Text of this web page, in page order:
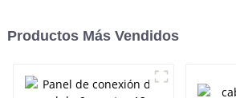
Productos Más Vendidos